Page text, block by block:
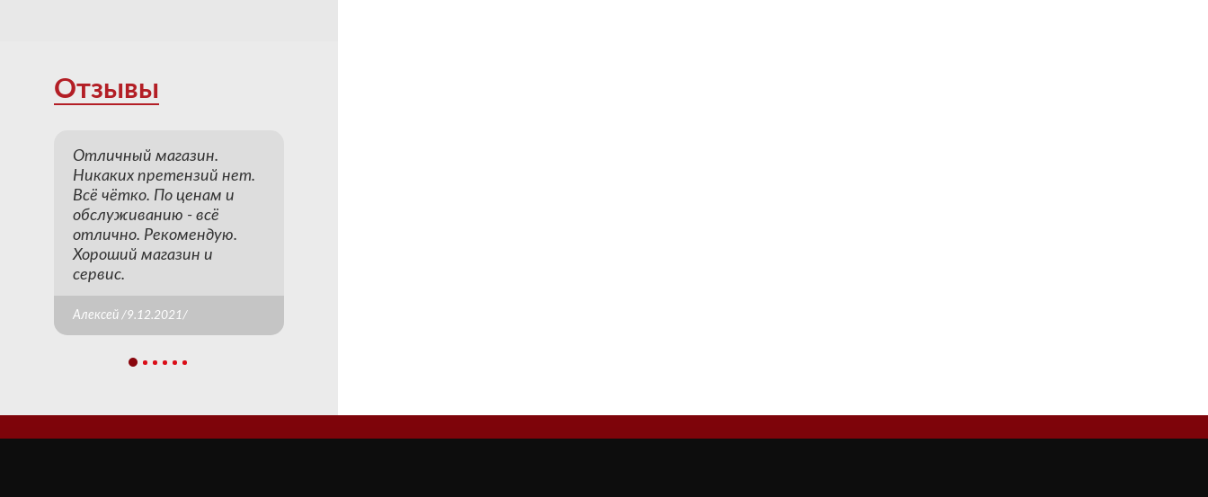
Отзывы
Отличный магазин.
Никаких претензий нет.
Всё чётко. По ценам и
обслуживанию - всё
отлично. Рекомендую.
Хороший магазин и
сервис.
Алексей /9.12.2021/